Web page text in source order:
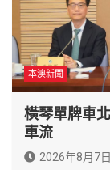
本澳新聞
橫琴單牌車
車流
2026年8月7日